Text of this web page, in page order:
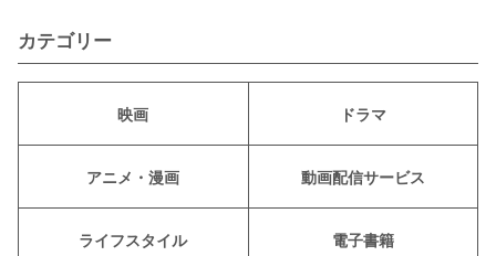
カテゴリー
映画 ドラマ
アニメ・漫画 動画配信サービス
ライフスタイル 電子書籍